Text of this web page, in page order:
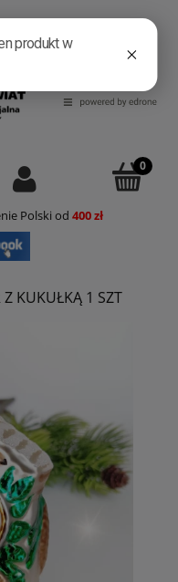
Polski od 400 zł
KUKUŁKĄ 1 SZT